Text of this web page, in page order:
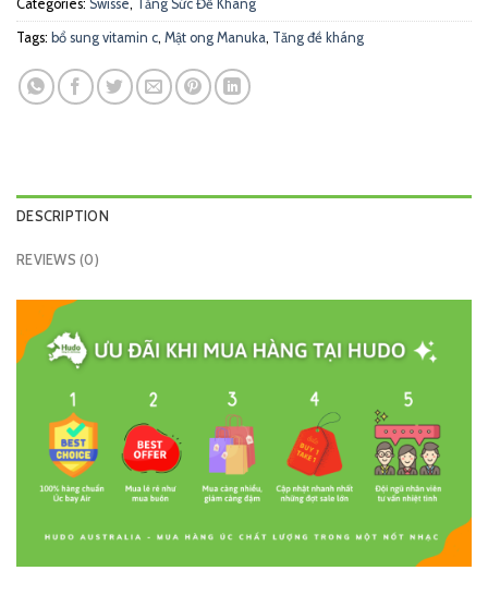
Categories: Swisse, Tăng Sức Đề Kháng
Tags: bổ sung vitamin c, Mật ong Manuka, Tăng đề kháng
DESCRIPTION
REVIEWS (0)